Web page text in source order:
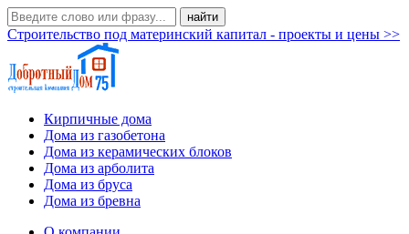
Строительство под материнский капитал - проекты и цены >>
Кирпичные дома
Дома из газобетона
Дома из керамических блоков
Дома из арболита
Дома из бруса
Дома из бревна